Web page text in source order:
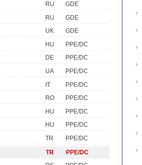
RU
GDE
RU
GDE
UK
GDE
HU
PPE/DC
DE
PPE/DC
UA
PPE/DC
IT
PPE/DC
RO
PPE/DC
HU
PPE/DC
HU
PPE/DC
TR
PPE/DC
TR
PPE/DC